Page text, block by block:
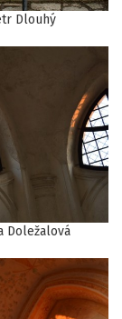
Dlouhý
Doležalová